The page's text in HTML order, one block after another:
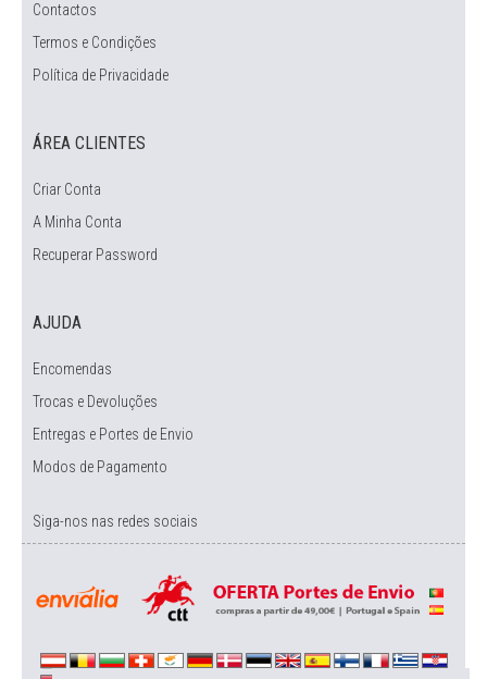
Contactos
Termos e Condições
Política de Privacidade
ÁREA CLIENTES
Criar Conta
A Minha Conta
Recuperar Password
AJUDA
Encomendas
Trocas e Devoluções
Entregas e Portes de Envio
Modos de Pagamento
Siga-nos nas redes sociais